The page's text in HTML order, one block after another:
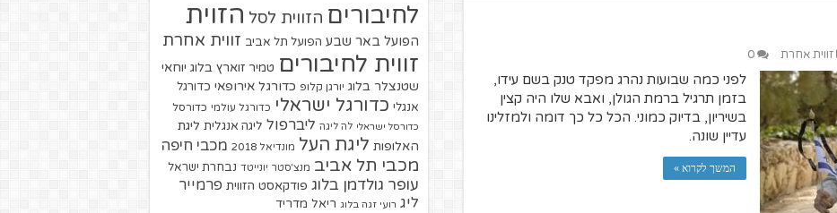
זווית אחרת 0
לפני כמה שבועות נהרג מפקד טנק בשם עידו,
בזמן תרגיל ברמת הגולן, ואבא שלו היה קצין
בשיריון, בדיוק כמוני. הכל כל כך דומה ולמזלינו
עדיין שונה.
המשך לקרוא »
לחיבורים הזווית לסל הזוית
הפועל באר שבע הפועל תל אביב זווית אחרת
זווית לחיבורים טמיר זוארץ בלוג יוחאי
שטנצלר בלוג יורגן קלופ כדורגל אירופאי כדורגל
אנגלי כדורגל ישראלי כדורגל עולמי כדורסל
כדורסל ישראלי לה ליגה ליברפול ליגה אנגלית ליגת
האלופות ליגת העל מונדיאל 2018 מכבי חיפה
מכבי תל אביב מנצ'סטר יונייטד נבחרת ישראל
עופר גולדמן בלוג פודקאסט הזווית פרמייר
ליג רועי זגה בלוג ריאל מדריד